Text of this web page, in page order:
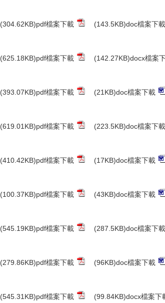
(304.62KB)pdf檔案下載 (143.5KB)doc檔案下載
(625.18KB)pdf檔案下載 (142.27KB)docx檔案
(393.07KB)pdf檔案下載 (21KB)doc檔案下載
(619.01KB)pdf檔案下載 (223.5KB)doc檔案下載
(410.42KB)pdf檔案下載 (17KB)doc檔案下載
(100.37KB)pdf檔案下載 (43KB)doc檔案下載
(545.19KB)pdf檔案下載 (287.5KB)doc檔案下載
(279.86KB)pdf檔案下載 (96KB)doc檔案下載
(545.31KB)pdf檔案下載 (99.84KB)docx檔案下